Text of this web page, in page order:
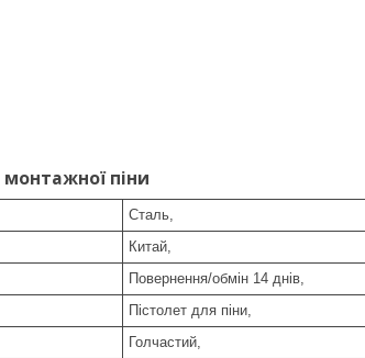
піни
Сталь,
Китай,
Повернення/обмін 14 днів,
Пістолет для піни,
Голчастий,